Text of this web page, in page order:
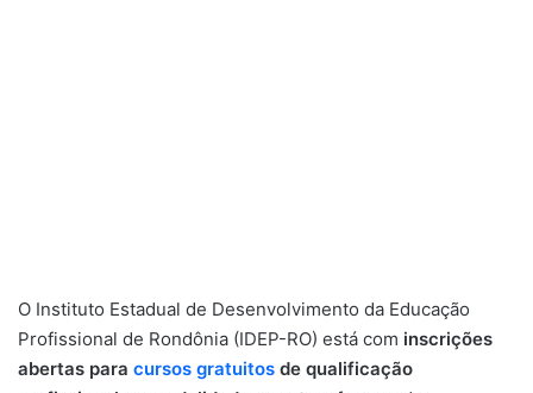
O Instituto Estadual de Desenvolvimento da Educação
Profissional de Rondônia (IDEP-RO) está com inscrições
abertas para cursos gratuitos de qualificação